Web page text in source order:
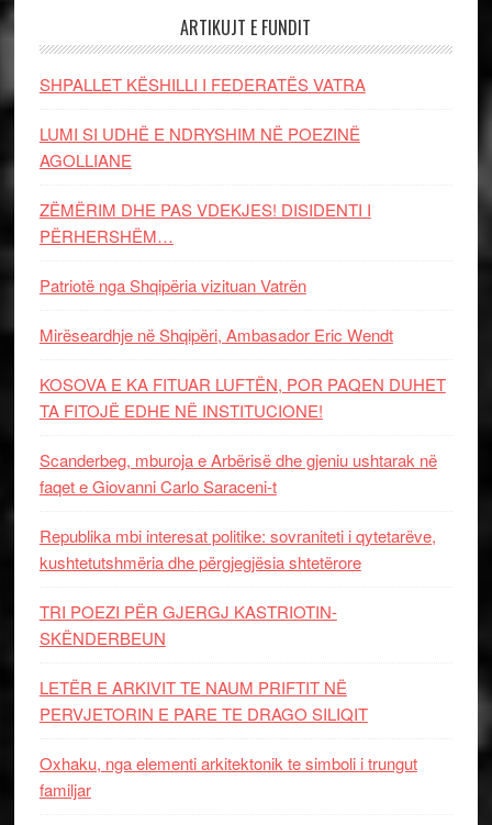
ARTIKUJT E FUNDIT
SHPALLET KËSHILLI I FEDERATËS VATRA
LUMI SI UDHË E NDRYSHIM NË POEZINË
AGOLLIANE
ZËMËRIM DHE PAS VDEKJES! DISIDENTI I
PËRHERSHËM…
Patriotë nga Shqipëria vizituan Vatrën
Mirëseardhje në Shqipëri, Ambasador Eric Wendt
KOSOVA E KA FITUAR LUFTËN, POR PAQEN DUHET
TA FITOJË EDHE NË INSTITUCIONE!
Scanderbeg, mburoja e Arbërisë dhe gjeniu ushtarak në
faqet e Giovanni Carlo Saraceni-t
Republika mbi interesat politike: sovraniteti i qytetarëve,
kushtetutshmëria dhe përgjegjësia shtetërore
TRI POEZI PËR GJERGJ KASTRIOTIN-
SKËNDERBEUN
LETËR E ARKIVIT TE NAUM PRIFTIT NË
PERVJETORIN E PARE TE DRAGO SILIQIT
Oxhaku, nga elementi arkitektonik te simboli i trungut
familjar